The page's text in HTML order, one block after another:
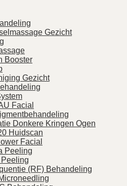
Gezicht
Booster
Gezicht
Facial
Donkere Kringen Ogen
Huidscan
Facial
Peeling
(RF) Behandeling